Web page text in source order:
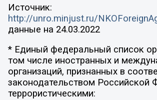
Источник:
http://unro.minjust.ru/
данные на 24.03.2022
* Единый федеральный список
том числе иностранных и
организаций, признанных в
законодательством Российской
террористическими: